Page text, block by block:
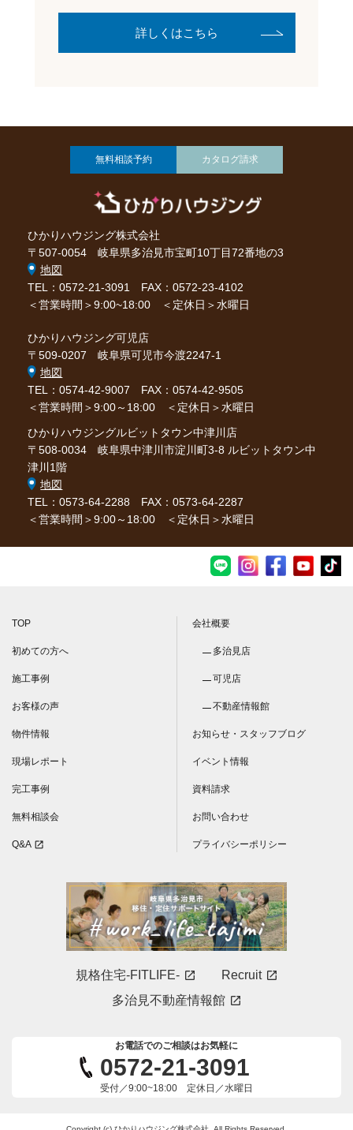
詳しくはこちら
ひかりハウジング株式会社
〒507-0054 岐阜県多治見市宝町10丁目72番地の3
地図
TEL：0572-21-3091
FAX：0572-23-4102
＜営業時間＞9:00~18:00 ＜定休日＞水曜日
ひかりハウジング可児店
〒509-0207 岐阜県可児市今渡2247-1
地図
TEL：0574-42-9007 FAX：0574-42-9505
＜営業時間＞9:00～18:00 ＜定休日＞水曜日
ひかりハウジングルビットタウン中津川店
〒508-0034 岐阜県中津川市淀川町3-8 ルビットタウン中
津川1階
地図
TEL：0573-64-2288 FAX：0573-64-2287
＜営業時間＞9:00～18:00 ＜定休日＞水曜日
無料相談予約 カタログ請求
TOP
初めての方へ
施工事例
お客様の声
物件情報
現場レポート
完工事例
無料相談会
Q&A open_in_new
会社概要
多治見店
可児店
不動産情報館
お知らせ・スタッフブログ
イベント情報
資料請求
お問い合わせ
プライバシーポリシー
規格住宅-FITLIFE- open_in_new Recruit open_in_new
多治見不動産情報館 open_in_new
お電話でのご相談はお気軽に
0572-21-3091
受付／9:00~18:00 定休日／水曜日